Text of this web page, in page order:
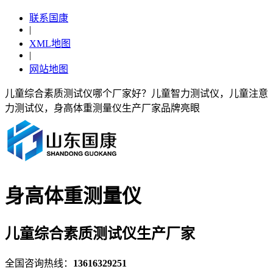
联系国康
|
XML地图
|
网站地图
儿童综合素质测试仪哪个厂家好？儿童智力测试仪，儿童注意
力测试仪，身高体重测量仪生产厂家品牌亮眼
身高体重测量仪
儿童综合素质测试仪生产厂家
全国咨询热线： 13616329251